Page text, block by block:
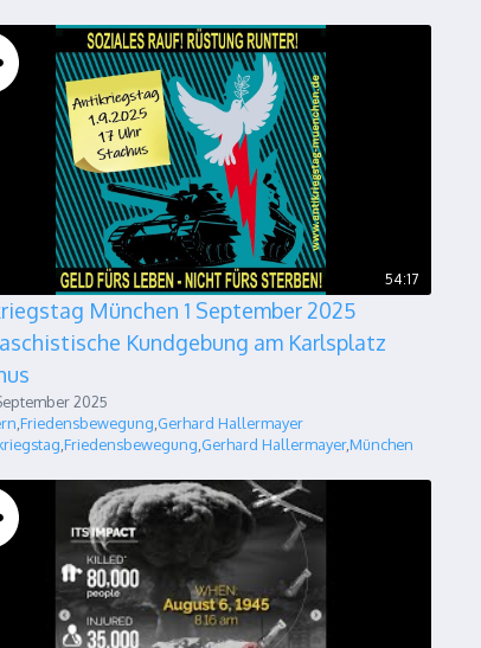
54:17
München 1 September 2025
Kundgebung am Karlsplatz
2025
Friedensbewegung Gerhard Hallermayer
Friedensbewegung Gerhard Hallermayer,München